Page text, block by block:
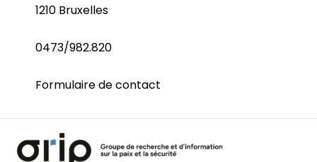
1210 Bruxelles
0473/982.820
Formulaire de contact